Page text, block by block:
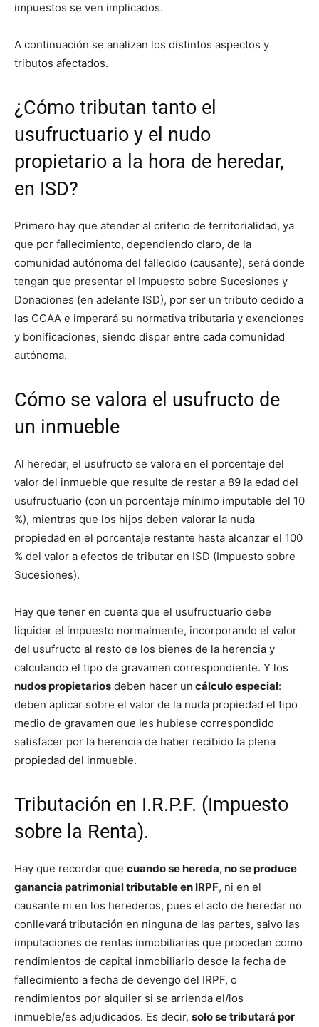
impuestos se ven implicados.
A continuación se analizan los distintos aspectos y
tributos afectados.
¿Cómo tributan tanto el
usufructuario y el nudo
propietario a la hora de heredar,
en ISD?
Primero hay que atender al criterio de territorialidad, ya
que por fallecimiento, dependiendo claro, de la
comunidad autónoma del fallecido (causante), será donde
tengan que presentar el Impuesto sobre Sucesiones y
Donaciones (en adelante ISD), por ser un tributo cedido a
las CCAA e imperará su normativa tributaria y exenciones
y bonificaciones, siendo dispar entre cada comunidad
autónoma.
Cómo se valora el usufructo de
un inmueble
Al heredar, el usufructo se valora en el porcentaje del
valor del inmueble que resulte de restar a 89 la edad del
usufructuario (con un porcentaje mínimo imputable del 10
%), mientras que los hijos deben valorar la nuda
propiedad en el porcentaje restante hasta alcanzar el 100
% del valor a efectos de tributar en ISD (Impuesto sobre
Sucesiones).
Hay que tener en cuenta que el usufructuario debe
liquidar el impuesto normalmente, incorporando el valor
del usufructo al resto de los bienes de la herencia y
calculando el tipo de gravamen correspondiente. Y los
nudos propietarios deben hacer un cálculo especial:
deben aplicar sobre el valor de la nuda propiedad el tipo
medio de gravamen que les hubiese correspondido
satisfacer por la herencia de haber recibido la plena
propiedad del inmueble.
Tributación en I.R.P.F. (Impuesto
sobre la Renta).
Hay que recordar que cuando se hereda, no se produce
ganancia patrimonial tributable en IRPF, ni en el
causante ni en los herederos, pues el acto de heredar no
conllevará tributación en ninguna de las partes, salvo las
imputaciones de rentas inmobiliarias que procedan como
rendimientos de capital inmobiliario desde la fecha de
fallecimiento a fecha de devengo del IRPF, o
rendimientos por alquiler si se arrienda el/los
inmueble/es adjudicados. Es decir, solo se tributará por